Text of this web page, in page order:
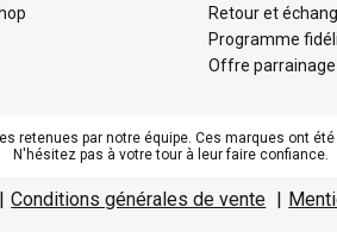
Retour et
Programme
Offre parrainage
retenues par notre équipe. Ces marques ont
N'hésitez pas à votre tour à leur faire confiance.
Conditions générales de vente
en garantissant la